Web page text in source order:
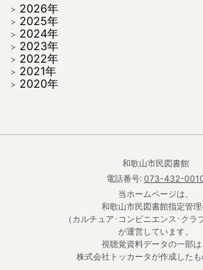
2026年
2025年
2024年
2023年
2022年
2021年
2020年
和歌山市民図書館
電話番号: 073-432-
当ホームページは、
和歌山市民図書館指定管
（カルチュア･コンビニエンス･クラ
が運営しています。
視聴覚資料データの一部は
株式会社トッカータが作成したも